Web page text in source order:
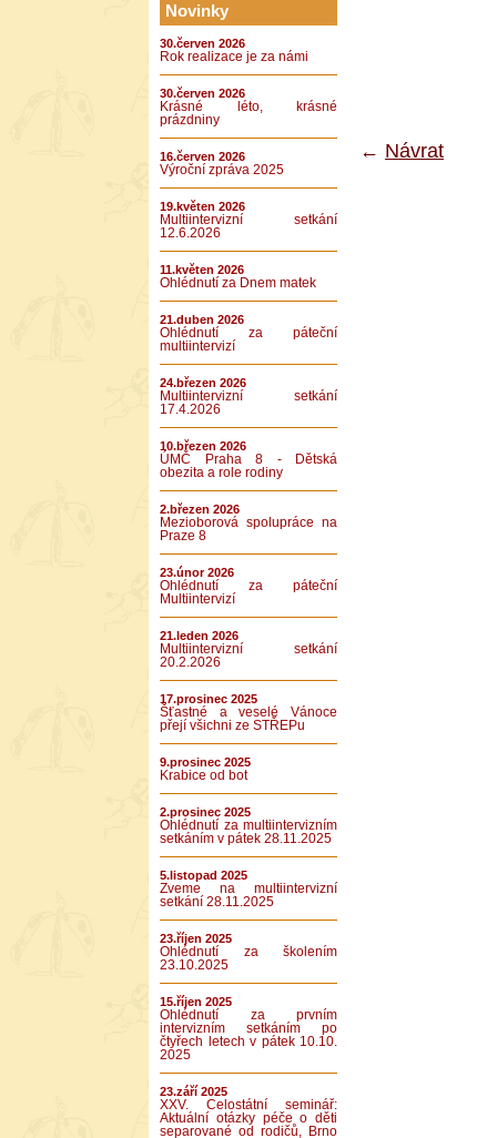
Novinky
30.červen 2026
Rok realizace je za námi
30.červen 2026
Krásné léto, krásné
prázdniny
16.červen 2026
Výroční zpráva 2025
19.květen 2026
Multiintervizní setkání
12.6.2026
11.květen 2026
Ohlédnutí za Dnem matek
21.duben 2026
Ohlédnutí za páteční
multiintervizí
24.březen 2026
Multiintervizní setkání
17.4.2026
10.březen 2026
ÚMČ Praha 8 - Dětská
obezita a role rodiny
2.březen 2026
Mezioborová spolupráce na
Praze 8
23.únor 2026
Ohlédnutí za páteční
Multiintervizí
21.leden 2026
Multiintervizní setkání
20.2.2026
17.prosinec 2025
Šťastné a veselé Vánoce
přejí všichni ze STŘEPu
9.prosinec 2025
Krabice od bot
2.prosinec 2025
Ohlédnutí za multiintervizním
setkáním v pátek 28.11.2025
5.listopad 2025
Zveme na multiintervizní
setkání 28.11.2025
23.říjen 2025
Ohlédnutí za školením
23.10.2025
15.říjen 2025
Ohlédnutí za prvním
intervizním setkáním po
čtyřech letech v pátek 10.10.
2025
23.září 2025
XXV. Celostátní seminář:
Aktuální otázky péče o děti
separované od rodičů, Brno
← Návrat